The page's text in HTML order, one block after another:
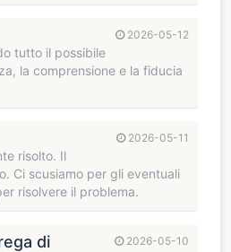
2026-05-12
tutto il possibile
la comprensione e la fiducia
2026-05-11
risolto. Il
Ci scusiamo per gli eventuali
risolvere il problema.
2026-05-10
di